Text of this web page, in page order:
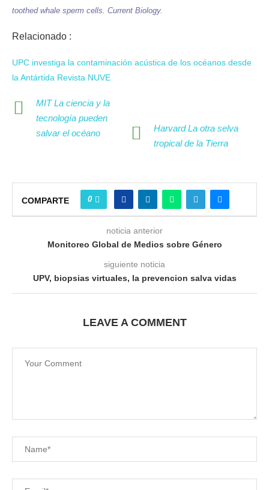
toothed whale sperm cells. Current Biology.
Relacionado :
UPC investiga la contaminación acústica de los océanos desde
la Antártida Revista NUVE
MIT La ciencia y la
tecnología pueden
salvar el océano
Harvard La otra selva
tropical de la Tierra
COMPARTE 0
noticia anterior
Monitoreo Global de Medios sobre Género
siguiente noticia
UPV, biopsias virtuales, la prevencion salva vidas
LEAVE A COMMENT